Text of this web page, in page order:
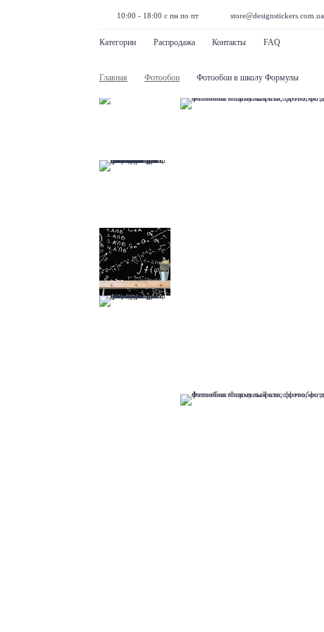
10:00 - 18:00 с пн по пт store@designstickers.com.ua
Категории Распродажа Контакты FAQ
Главная Фотообои Фотообои в школу Формулы